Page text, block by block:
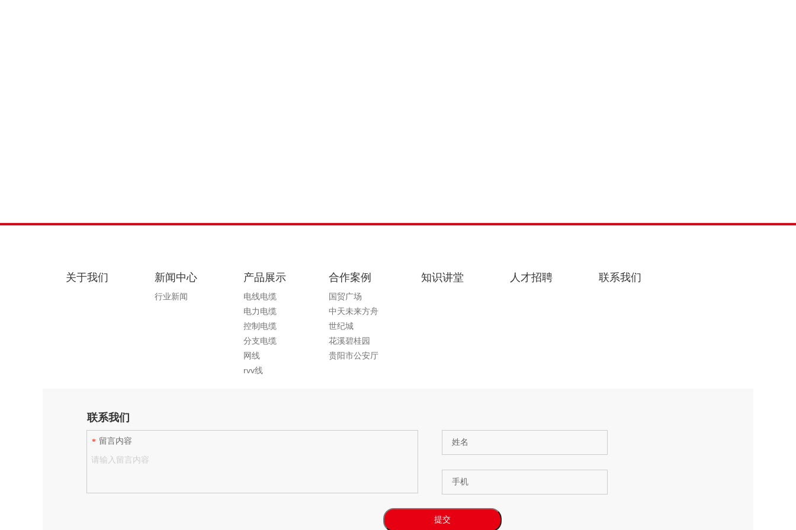
关于我们 新闻中心
行业新闻
产品展示
电线电缆
电力电缆
控制电缆
分支电缆
网线
rvv线
合作案例
国贸广场
中天未来方舟
世纪城
花溪碧桂园
贵阳市公安厅
知识讲堂 人才招聘 联系我们
联系我们
* 留言内容 姓名
手机
提交